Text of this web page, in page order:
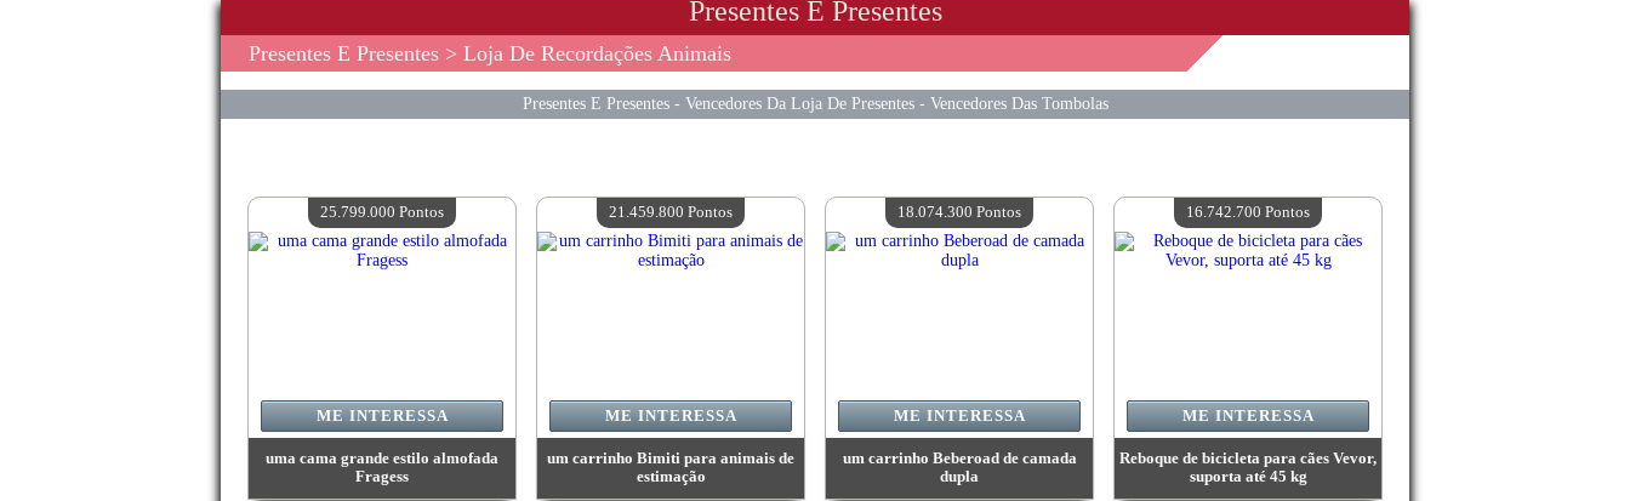
Presentes E Presentes
Presentes E Presentes > Loja De Recordações Animais
Presentes E Presentes- Vencedores Da Loja De Presentes- Vencedores Das Tombolas
uma cama grande estilo almofada
Fragess
ME INTERESSA
25.799.000 Pontos
um carrinho Bimiti para animais de
estimação
ME INTERESSA
21.459.800 Pontos
um carrinho Beberoad de camada
dupla
ME INTERESSA
18.074.300 Pontos
Reboque de bicicleta para cães Vevor,
suporta até 45 kg
ME INTERESSA
16.742.700 Pontos